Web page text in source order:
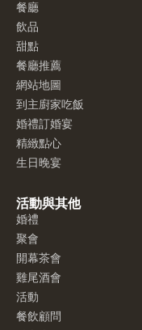
餐廳
飲品
甜點
餐廳推薦
網站地圖
到主廚家吃飯
婚禮訂婚宴
精緻點心
生日晚宴
活動與其他
婚禮
聚會
開幕茶會
雞尾酒會
活動
餐飲顧問